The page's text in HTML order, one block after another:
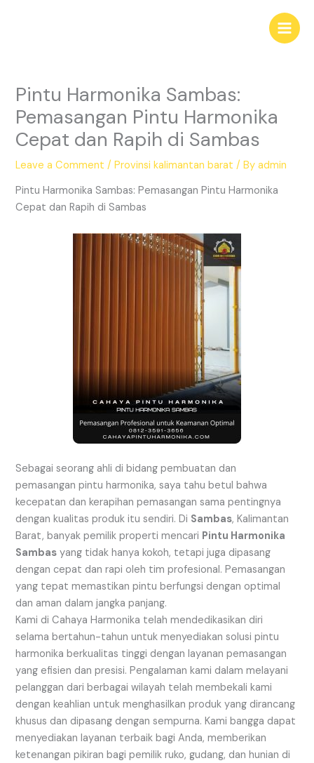
Main
Pintu Harmonika Sambas:
Pemasangan Pintu Harmonika
Cepat dan Rapih di Sambas
Leave a Comment /Provinsi kalimantan barat / Byadmin
Pintu Harmonika Sambas: Pemasangan Pintu Harmonika
Cepat dan Rapih di Sambas
Sebagai seorang ahli di bidang pembuatan dan
pemasangan pintu harmonika, saya tahu betul bahwa
kecepatan dan kerapihan pemasangan sama pentingnya
dengan kualitas produk itu sendiri. Di Sambas, Kalimantan
Barat, banyak pemilik properti mencari Pintu Harmonika
Sambas yang tidak hanya kokoh, tetapi juga dipasang
dengan cepat dan rapi oleh tim profesional. Pemasangan
yang tepat memastikan pintu berfungsi dengan optimal
dan aman dalam jangka panjang.
Kami di Cahaya Harmonika telah mendedikasikan diri
selama bertahun-tahun untuk menyediakan solusi pintu
harmonika berkualitas tinggi dengan layanan pemasangan
yang efisien dan presisi. Pengalaman kami dalam melayani
pelanggan dari berbagai wilayah telah membekali kami
dengan keahlian untuk menghasilkan produk yang dirancang
khusus dan dipasang dengan sempurna. Kami bangga dapat
menyediakan layanan terbaik bagi Anda, memberikan
ketenangan pikiran bagi pemilik ruko, gudang, dan hunian di